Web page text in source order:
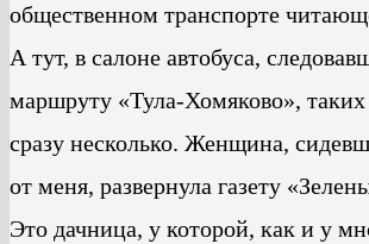
общественном транспорте
А тут, в салоне автобуса,
маршруту «Тула-Хомяково», таких
сразу несколько. Женщина,
от меня, развернула газету
Это дачница, у которой, как и у